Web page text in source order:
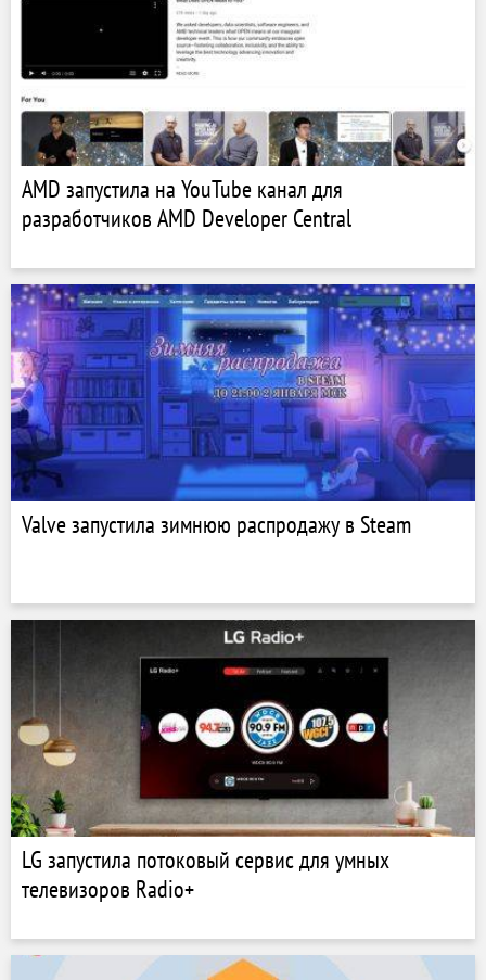
AMD запустила на YouTube канал для
разработчиков AMD Developer Central
Valve запустила зимнюю распродажу в Steam
LG запустила потоковый сервис для умных
телевизоров Radio+